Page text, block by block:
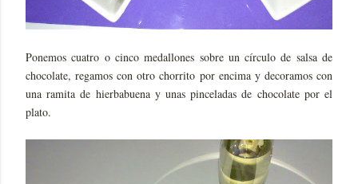
Ponemos cuatro o cinco medallones sobre un círculo de salsa de
chocolate, regamos con otro chorrito por encima y decoramos con
una ramita de hierbabuena y unas pinceladas de chocolate por el
plato.